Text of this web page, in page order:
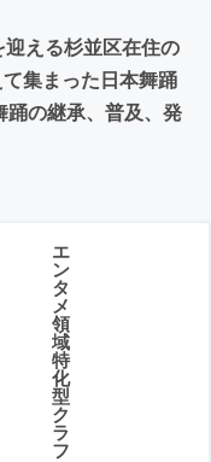
える杉並区在住の
集まった日本舞踊
踊の継承、普及、発
エ
ン
タ
メ
領
域
特
化
型
ク
ラ
フ